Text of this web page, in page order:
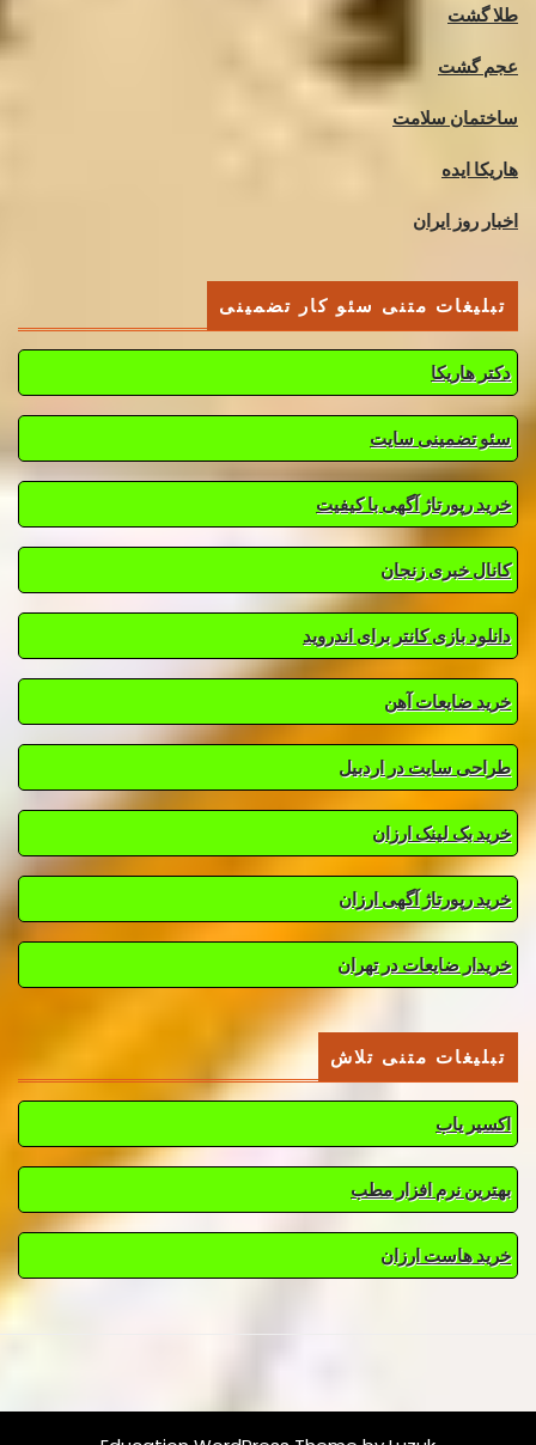
طلا گشت
عجم گشت
ساختمان سلامت
هاریکا ایده
اخبار روز ایران
تبلیغات متنی سئو کار تضمینی
دکتر هاریکا
سئو تضمینی سایت
خرید رپورتاژ آگهی با کیفیت
کانال خبری زنجان
دانلود بازی کانتر برای اندروید
خرید ضایعات آهن
طراحی سایت در اردبیل
خرید بک لینک ارزان
خرید رپورتاژ آگهی ارزان
خریدار ضایعات در تهران
تبلیغات متنی تلاش
اکسیر یاب
بهترین نرم افزار مطب
خرید هاست ارزان